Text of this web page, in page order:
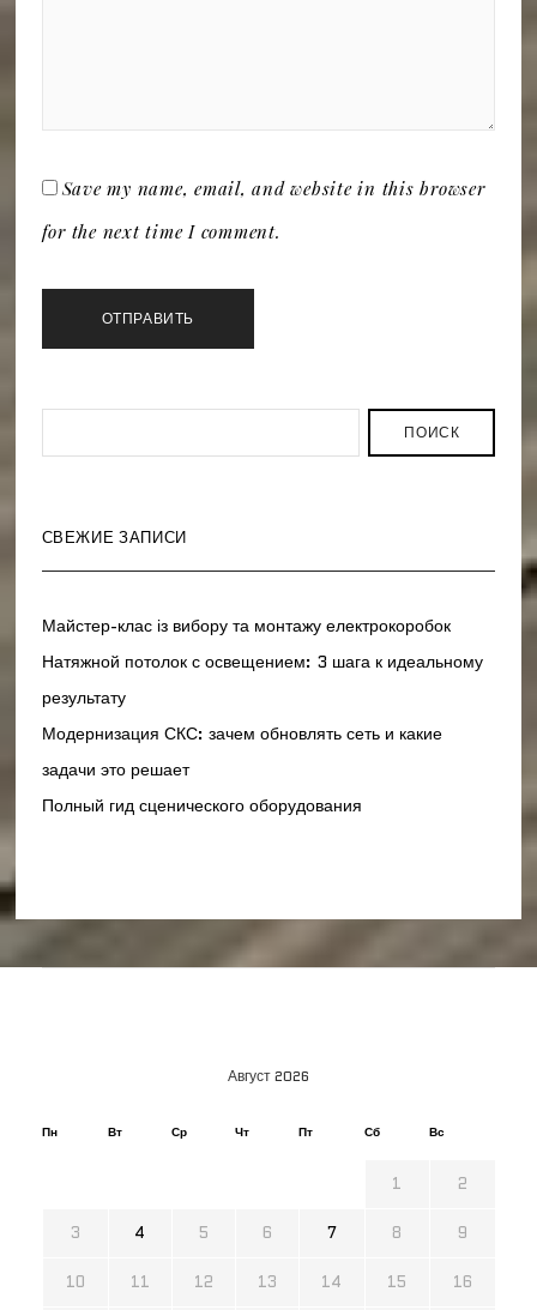
Save my name, email, and website in this browser
for the next time I comment.
ПОИСК
СВЕЖИЕ ЗАПИСИ
Майстер-клас із вибору та монтажу електрокоробок
Натяжной потолок с освещением: 3 шага к идеальному
результату
Модернизация СКС: зачем обновлять сеть и какие
задачи это решает
Полный гид сценического оборудования
Август 2026
Пн Вт Ср Чт Пт Сб Вс
1 2
3 4 5 6 7 8 9
10 11 12 13 14 15 16